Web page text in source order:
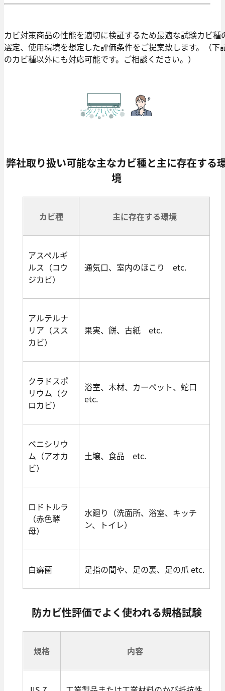
カビ対策商品の性能を適切に検証するため最適な試験カビ種
選定、使用環境を想定した評価条件をご提案致します。（下
のカビ種以外にも対応可能です。ご相談ください。）
弊社取り扱い可能な主なカビ種と主に存在する
境
カビ種 主に存在する環境
アスペルギ
ルス（コウ
ジカビ）
通気口、室内のほこり etc.
アルテルナ
リア（スス
カビ）
果実、餅、古紙 etc.
クラドスポ
リウム（ク
ロカビ）
浴室、木材、カーペット、蛇口
etc.
ペニシリウ
ム（アオカ
ビ）
土壌、食品 etc.
ロドトルラ
（赤色酵
母）
水廻り（洗面所、浴室、キッチ
ン、トイレ）
白癬菌 足指の間や、足の裏、足の爪 etc.
防カビ性評価でよく使われる規格試験
規格 内容